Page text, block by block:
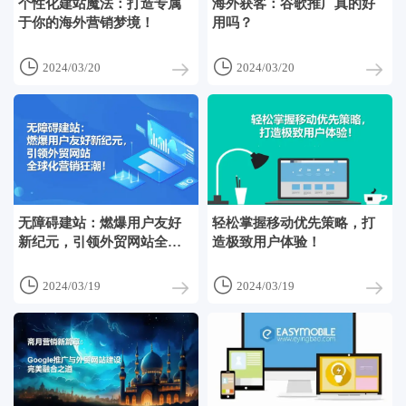
个性化建站魔法：打造专属
于你的海外营销梦境！
 2024/03/20
海外获客：谷歌推广真的好
用吗？
 2024/03/20
无障碍建站：燃爆用户友好
新纪元，引领外贸网站全球
 2024/03/19
轻松掌握移动优先策略，打
造极致用户体验！
 2024/03/19